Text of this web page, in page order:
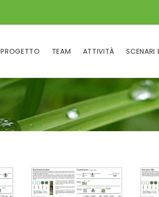
PROGETTO TEAM ATTIVITÀ SCENARI